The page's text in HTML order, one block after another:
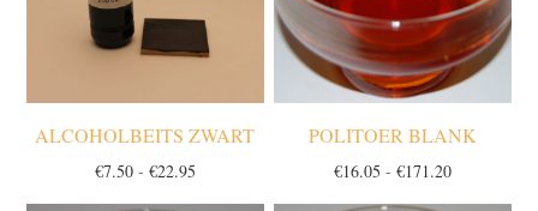
ALCOHOLBEITS ZWART
€7.50 - €22.95Prijsklasse:
POLITOER BLANK
€16.05 - €171.20Prijsklasse: